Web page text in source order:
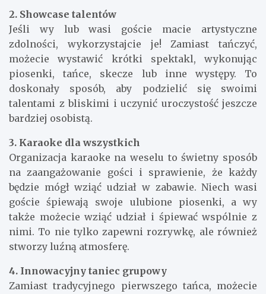
2. Showcase talentów
Jeśli wy lub wasi goście macie artystyczne
zdolności, wykorzystajcie je! Zamiast tańczyć,
możecie wystawić krótki spektakl, wykonując
piosenki, tańce, skecze lub inne występy. To
doskonały sposób, aby podzielić się swoimi
talentami z bliskimi i uczynić uroczystość jeszcze
bardziej osobistą.
3. Karaoke dla wszystkich
Organizacja karaoke na weselu to świetny sposób
na zaangażowanie gości i sprawienie, że każdy
będzie mógł wziąć udział w zabawie. Niech wasi
goście śpiewają swoje ulubione piosenki, a wy
także możecie wziąć udział i śpiewać wspólnie z
nimi. To nie tylko zapewni rozrywkę, ale również
stworzy luźną atmosferę.
4. Innowacyjny taniec grupowy
Zamiast tradycyjnego pierwszego tańca, możecie